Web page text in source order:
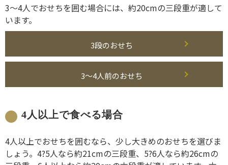
3～4人でおせちを囲む場合には、約20cmの三段重が適して
います。
3段のおせち
3～4人前のおせち
4人以上で食べる場合
4人以上でおせちを囲むなら、少し大きめのおせちを選びま
しょう。4?5人なら約21cmの三段重、5?6人なら約26cmの